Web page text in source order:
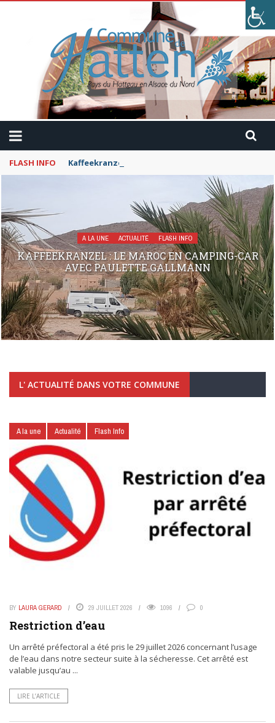
FLASH INFO Kaffeekranzel : Le Maroc en camping-car avec
A LA UNE ACTUALITÉ FLASH INFO
KAFFEEKRANZEL : LE MAROC EN CAMPING-CAR
AVEC PAULETTE GALLMANN
L' ACTUALITÉ DANS VOTRE COMMUNE
A la une Actualité Flash Info
BY LAURA GERARD 29 JUILLET 2026 1096 0
Restriction d’eau
Un arrêté préfectoral a été pris le 29 juillet 2026 concernant l’usage
de l’eau dans notre secteur suite à la sécheresse. Cet arrêté est
valable jusqu’au ...
LIRE L’ARTICLE